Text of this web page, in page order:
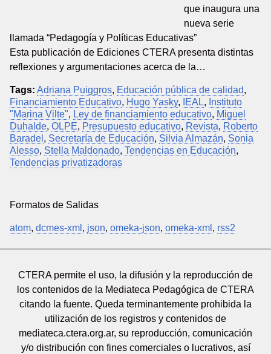
que inaugura una
nueva serie
llamada “Pedagogía y Políticas Educativas”
Esta publicación de Ediciones CTERA presenta distintas
reflexiones y argumentaciones acerca de la…
Tags: Adriana Puiggros, Educación pública de calidad,
Financiamiento Educativo, Hugo Yasky, IEAL, Instituto
"Marina Vilte", Ley de financiamiento educativo, Miguel
Duhalde, OLPE, Presupuesto educativo, Revista, Roberto
Baradel , Secretaría de Educación, Silvia Almazán, Sonia
Alesso, Stella Maldonado, Tendencias en Educación,
Tendencias privatizadoras
Formatos de Salidas
atom, dcmes-xml , json, omeka-json, omeka-xml , rss2
CTERA permite el uso, la difusión y la reproducción de
los contenidos de la Mediateca Pedagógica de CTERA
citando la fuente. Queda terminantemente prohibida la
utilización de los registros y contenidos de
mediateca.ctera.org.ar, su reproducción, comunicación
y/o distribución con fines comerciales o lucrativos, así